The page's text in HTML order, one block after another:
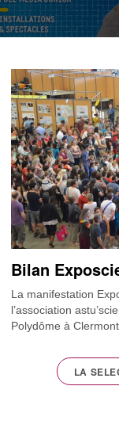
Bilan
La manifestation
l’association
Polydôme à
LA